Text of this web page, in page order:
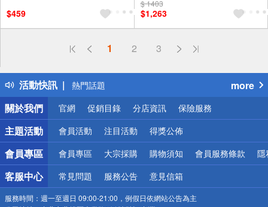
$459
訂單滿999享9折
$ 1403
$1,263
1 2 3
活動快訊
偏遠地區配送
得獎公告
熱門話題
銀行優惠
偏遠地區配送
詐騙網頁！請小心！
more
關於我們
官網 促銷目錄 分店資訊 保險服務
主題活動 會員活動 注目活動 得獎公佈
會員專區 會員專區 大宗採購 購物須知 會員服務條款 隱
客服中心 常見問題 服務公告 意見信箱
服務時間： 週一至週日 09:00-21:00，例假日依網站公告為主